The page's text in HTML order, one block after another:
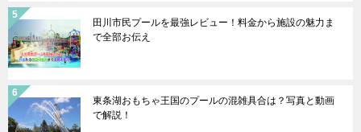
田川市民プールを最強レビュー！料金から施設の魅力ま
で全部お伝え
東条湖おもちゃ王国のプールの混雑具合は？写真と動画
で解説！